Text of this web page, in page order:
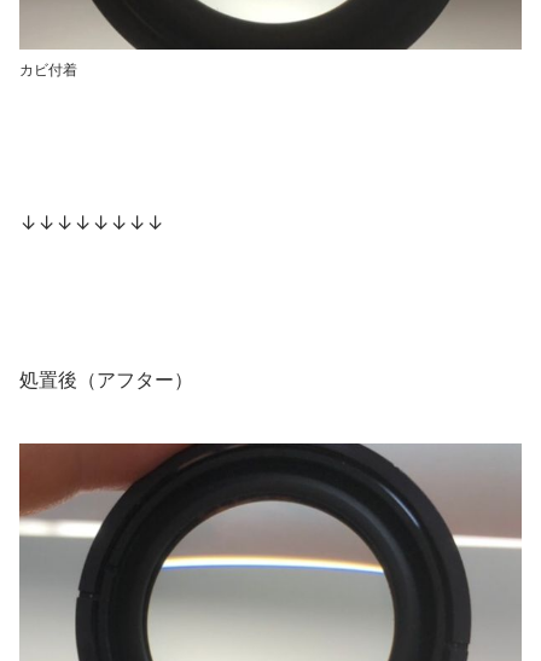
カビ付着
↓↓↓↓↓↓↓↓
処置後（アフター）